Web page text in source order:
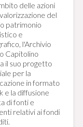
delle azioni
del
patrimonio
e
l'Archivio
Capitolino
il suo progetto
per la
in formato
e la diffusione
di fonti e
relativi ai fondi